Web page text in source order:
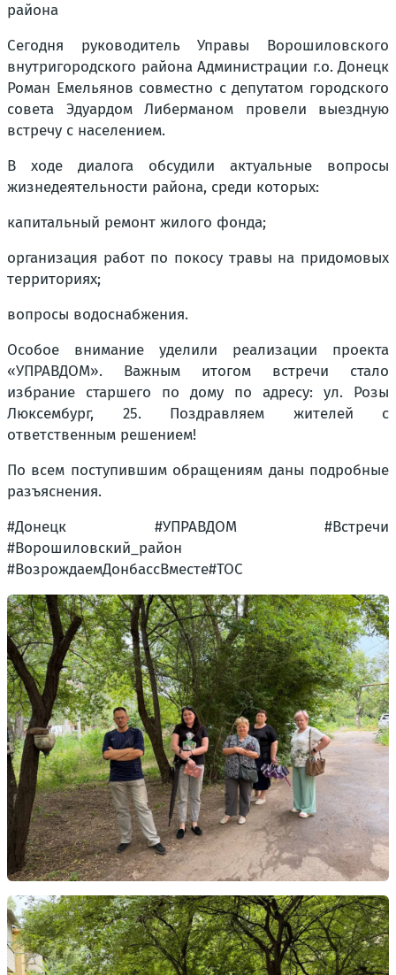
района
Сегодня руководитель Управы Ворошиловского
внутригородского района Администрации г.о. Донецк
Роман Емельянов совместно с депутатом городского
совета Эдуардом Либерманом провели выездную
встречу с населением.
В ходе диалога обсудили актуальные вопросы
жизнедеятельности района, среди которых:
капитальный ремонт жилого фонда;
организация работ по покосу травы на придомовых
территориях;
вопросы водоснабжения.
Особое внимание уделили реализации проекта
«УПРАВДОМ». Важным итогом встречи стало
избрание старшего по дому по адресу: ул. Розы
Люксембург, 25. Поздравляем жителей с
ответственным решением!
По всем поступившим обращениям даны подробные
разъяснения.
#Донецк #УПРАВДОМ #Встречи
#Ворошиловский_район
#ВозрождаемДонбассВместе#ТОС